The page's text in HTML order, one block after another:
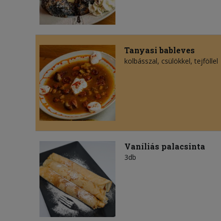
Tanyasi bableves
kolbásszal, csülökkel, tejföllel
Vaníliás palacsinta
3db